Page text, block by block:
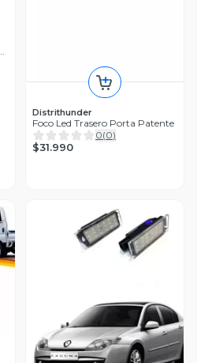
Distrithunder
Foco Led Trasero Porta Patente
0(0)
$31.990